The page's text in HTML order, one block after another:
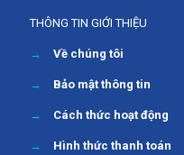
THÔNG TIN GIỚI THIỆU
→ Về chúng tôi
→ Bảo mật thông tin
→ Cách thức hoạt động
→ Hình thức thanh toán